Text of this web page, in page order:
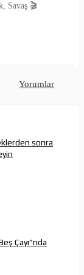
Savaş 🎬
Yorumlar
sonra
Çayı”nda